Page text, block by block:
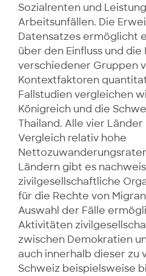
Sozialrenten und
Arbeitsunfällen. Die
Datensatzes ermöglicht
über den Einfluss und
verschiedener Gruppen
Kontextfaktoren
Fallstudien vergleichen
Königreich und die
Thailand. Alle vier
Vergleich relativ hohe
Ländern gibt es
zivilgesellschaftliche
für die Rechte von
Auswahl der Fälle
Aktivitäten
zwischen Demokratien
auch innerhalb dieser zu
Schweiz beispielsweise